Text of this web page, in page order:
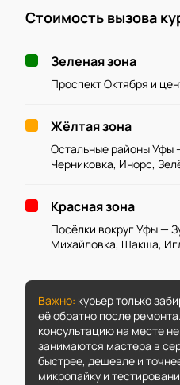
Стоимость вызова
Зеленая зона
Проспект Октября и
Жёлтая зона
Остальные районы Уфы
Черниковка, Инорс,
Красная зона
Посёлки вокруг Уфы —
Михайловка, Шакша,
Важно: курьер только
её обратно после
консультацию на месте
занимаются мастера в
быстрее, дешевле и
микропайку и